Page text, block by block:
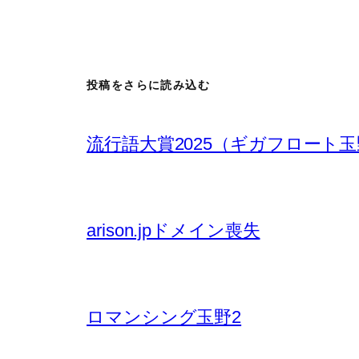
投稿をさらに読み込む
流行語大賞2025（ギガフロート玉
arison.jpドメイン喪失
ロマンシング玉野2